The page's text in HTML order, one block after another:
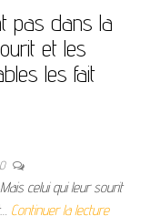
pas dans la
et les
les fait
0
celui qui leur sourit
Continuer la lecture